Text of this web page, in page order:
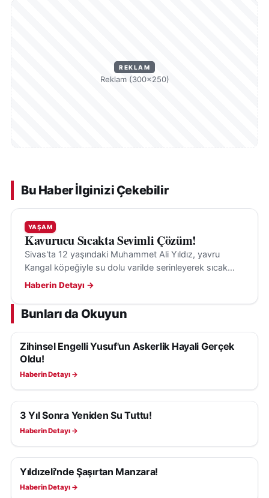
REKLAM
Reklam (300×250)
Bu Haber İlginizi Çekebilir
YAŞAM
Kavurucu Sıcakta Sevimli Çözüm!
Sivas'ta 12 yaşındaki Muhammet Ali Yıldız, yavru
Kangal köpeğiyle su dolu varilde serinleyerek sıcak
havanın etkisini hafifletiyor.
Haberin Detayı →
Bunları da Okuyun
YAŞAM
Zihinsel Engelli Yusuf'un Askerlik Hayali Gerçek
Oldu!
Haberin Detayı →
YAŞAM
3 Yıl Sonra Yeniden Su Tuttu!
Haberin Detayı →
YAŞAM
Yıldızeli'nde Şaşırtan Manzara!
Haberin Detayı →